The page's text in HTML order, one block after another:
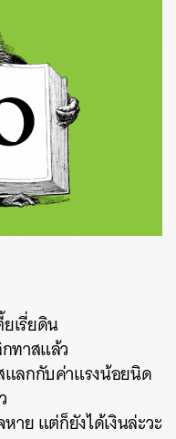
เรี่ยดิน
ทาสแล้ว
แลกกับค่าแรงน้อยนิด
าย แต่ก็ยังได้เงินล่ะวะ